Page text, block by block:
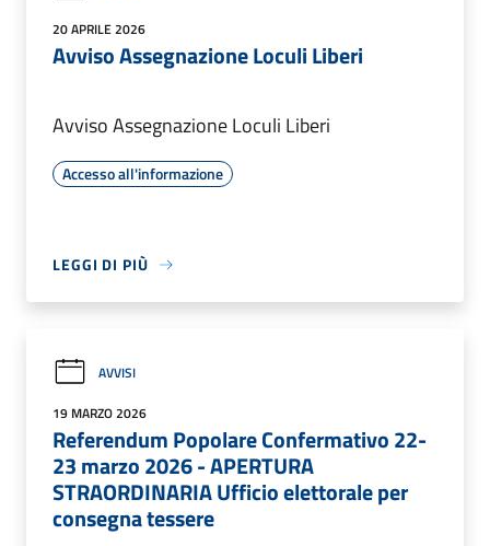
20 APRILE 2026
Avviso Assegnazione Loculi Liberi
Avviso Assegnazione Loculi Liberi
Accesso all'informazione
LEGGI DI PIÙ
AVVISI
19 MARZO 2026
Referendum Popolare Confermativo 22-
23 marzo 2026 - APERTURA
STRAORDINARIA Ufficio elettorale per
consegna tessere